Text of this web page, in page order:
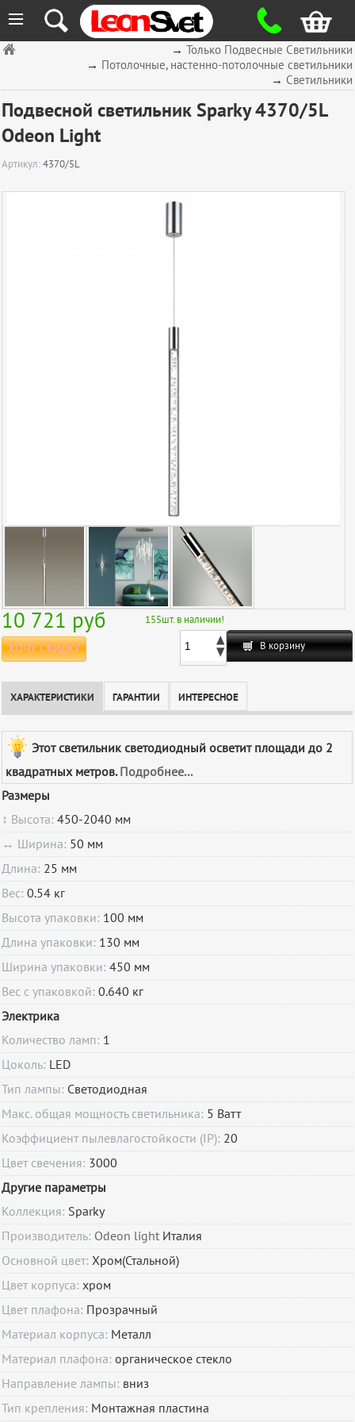
≡
→ Только Подвесные Светильники
→ Потолочные, настенно-потолочные светильники
→ Светильники
Подвесной светильник Sparky 4370/5L
Odeon Light
Артикул:4370/5L
10 721 руб
ХОЧУ СКИДКУ
155шт. в наличии!
В корзину
ХАРАКТЕРИСТИКИ ГАРАНТИИ ИНТЕРЕСНОЕ
Этот светильник светодиодный осветит площади до 2
квадратных метров. Подробнее...
Размеры
↕ Высота:450-2040 мм
↔ Ширина: 50 мм
Длина: 25 мм
Вес:0.54 кг
Высота упаковки: 100 мм
Длина упаковки: 130 мм
Ширина упаковки:450 мм
Вес с упаковкой:0.640 кг
Электрика
Количество ламп: 1
Цоколь: LED
Тип лампы: Светодиодная
Макс. общая мощность светильника: 5 Ватт
Коэффициент пылевлагостойкости (IP): 20
Цвет свечения: 3000
Другие параметры
Коллекция: Sparky
Производитель: Odeon light Италия
Основной цвет:Хром(Стальной)
Цвет корпуса:хром
Цвет плафона: Прозрачный
Материал корпуса: Металл
Материал плафона:органическое стекло
Направление лампы: вниз
Тип крепления: Монтажная пластина